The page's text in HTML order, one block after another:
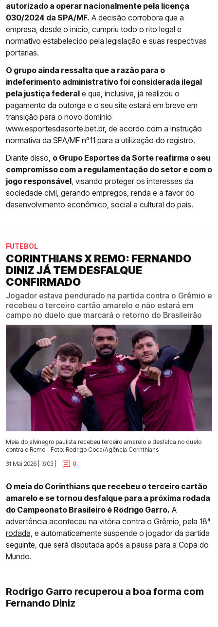
autorizado a operar nacionalmente pela licença
030/2024 da SPA/MF. A decisão corrobora que a
empresa, desde o início, cumpriu todo o rito legal e
normativo estabelecido pela legislação e suas respectivas
portarias.
O grupo ainda ressalta que a razão para o
indeferimento administrativo foi considerada ilegal
pela justiça federal e que, inclusive, já realizou o
pagamento da outorga e o seu site estará em breve em
transição para o novo domínio
www.esportesdasorte.bet.br, de acordo com a instrução
normativa da SPA/MF nº11 para a utilização do registro.
Diante disso, o Grupo Esportes da Sorte reafirma o seu
compromisso com a regulamentação do setor e com o
jogo responsável, visando proteger os interesses da
sociedade civil, gerando empregos, renda e a favor do
desenvolvimento econômico, social e cultural do país.
FUTEBOL
CORINTHIANS X REMO: FERNANDO
DINIZ JÁ TEM DESFALQUE
CONFIRMADO
Jogador estava pendurado na partida contra o Grêmio e
recebeu o terceiro cartão amarelo e não estará em
campo no duelo que marcará o retorno do Brasileirão
Meia do alvinegro paulista recebeu terceiro amarelo e desfalca no duelo
contra o Remo - Foto: Rodrigo Coca/Agência Corinthians
31 Mai 2026 | 16:03 |
0
O meia do Corinthians que recebeu o terceiro cartão
amarelo e se tornou desfalque para a próxima rodada
do Campeonato Brasileiro é Rodrigo Garro. A
advertência aconteceu na vitória contra o Grêmio, pela 18ª
rodada, e automaticamente suspende o jogador da partida
seguinte, que será disputada após a pausa para a Copa do
Mundo.
Rodrigo Garro recuperou a boa forma com
Fernando Diniz